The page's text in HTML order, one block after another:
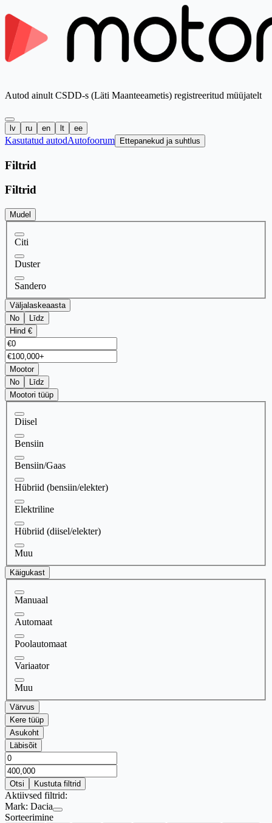
Autod ainult CSDD-s (Läti Maanteeametis) registreeritud müüjatelt
lv ru en lt ee
Kasutatud autodAutofoorum Ettepanekud ja suhtlus
Filtrid
Filtrid
Mudel
Citi
Duster
Sandero
Väljalaskeaasta
No
Līdz
Hind €
Mootor
No
Līdz
Mootori tüüp
Diisel
Bensiin
Bensiin/Gaas
Hübriid (bensiin/elekter)
Elektriline
Hübriid (diisel/elekter)
Muu
Käigukast
Manuaal
Automaat
Poolautomaat
Variaator
Muu
Värvus
Kere tüüp
Asukoht
Läbisõit
Otsi Kustuta filtrid
Aktiivsed filtrid:
Mark: Dacia
Sorteerimine